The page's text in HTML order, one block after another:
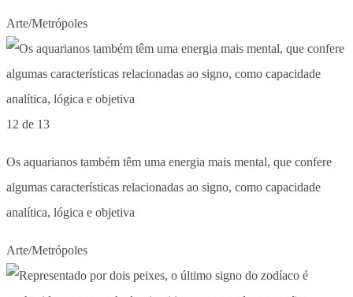
Arte/Metrópoles
12 de 13
Os aquarianos também têm uma energia mais mental, que confere
algumas características relacionadas ao signo, como capacidade
analítica, lógica e objetiva
Arte/Metrópoles